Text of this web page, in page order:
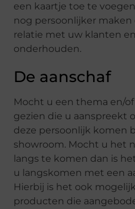
een kaartje toe te
nog persoonlijker
relatie met uw klanten
onderhouden.
De aanschaf
Mocht u een thema en/
gezien die u aanspreekt
deze persoonlijk komen
showroom. Mocht u het
langs te komen dan is
u langskomen met een
Hierbij is het ook
producten die